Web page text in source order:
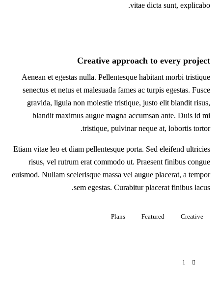
vitae dicta sunt, explicabo.
Creative approach to every project
Aenean et egestas nulla. Pellentesque habitant morbi tristique
senectus et netus et malesuada fames ac turpis egestas. Fusce
gravida, ligula non molestie tristique, justo elit blandit risus,
blandit maximus augue magna accumsan ante. Duis id mi
tristique, pulvinar neque at, lobortis tortor.
Etiam vitae leo et diam pellentesque porta. Sed eleifend ultricies
risus, vel rutrum erat commodo ut. Praesent finibus congue
euismod. Nullam scelerisque massa vel augue placerat, a tempor
sem egestas. Curabitur placerat finibus lacus.
Creative
Featured
Plans
1